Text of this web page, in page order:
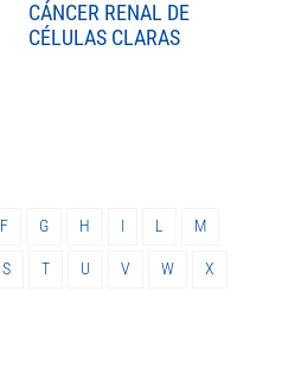
CÁNCER RENAL DE
CÉLULAS CLARAS
F G H I L M
S T U V W X